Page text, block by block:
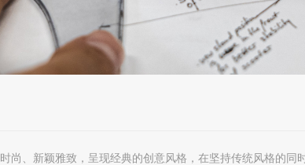
尚、新颖雅致，呈现经典的创意风格，在坚持传统风格